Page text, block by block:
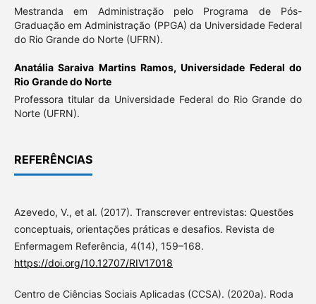
Mestranda em Administração pelo Programa de Pós-
Graduação em Administração (PPGA) da Universidade Federal
do Rio Grande do Norte (UFRN).
Anatália Saraiva Martins Ramos,Universidade Federal do
Rio Grande do Norte
Professora titular da Universidade Federal do Rio Grande do
Norte (UFRN).
REFERÊNCIAS
Azevedo, V., et al. (2017). Transcrever entrevistas: Questões
conceptuais, orientações práticas e desafios. Revista de
Enfermagem Referência, 4(14), 159–168.
https://doi.org/10.12707/RIV17018
Centro de Ciências Sociais Aplicadas (CCSA). (2020a). Roda